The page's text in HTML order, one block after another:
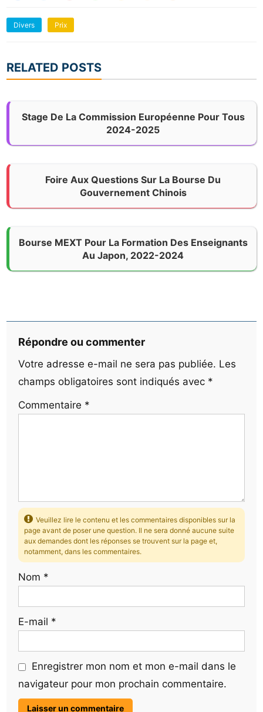
Divers Prix
RELATED POSTS
Stage De La Commission Européenne Pour Tous
2024-2025
Foire Aux Questions Sur La Bourse Du
Gouvernement Chinois
Bourse MEXT Pour La Formation Des Enseignants
Au Japon, 2022-2024
Répondre ou commenter
Votre adresse e-mail ne sera pas publiée. Les
champs obligatoires sont indiqués avec *
Commentaire *
Veuillez lire le contenu et les commentaires disponibles sur la
page avant de poser une question. Il ne sera donné aucune suite
aux demandes dont les réponses se trouvent sur la page et,
notamment, dans les commentaires.
Nom *
E-mail *
Enregistrer mon nom et mon e-mail dans le
navigateur pour mon prochain commentaire.